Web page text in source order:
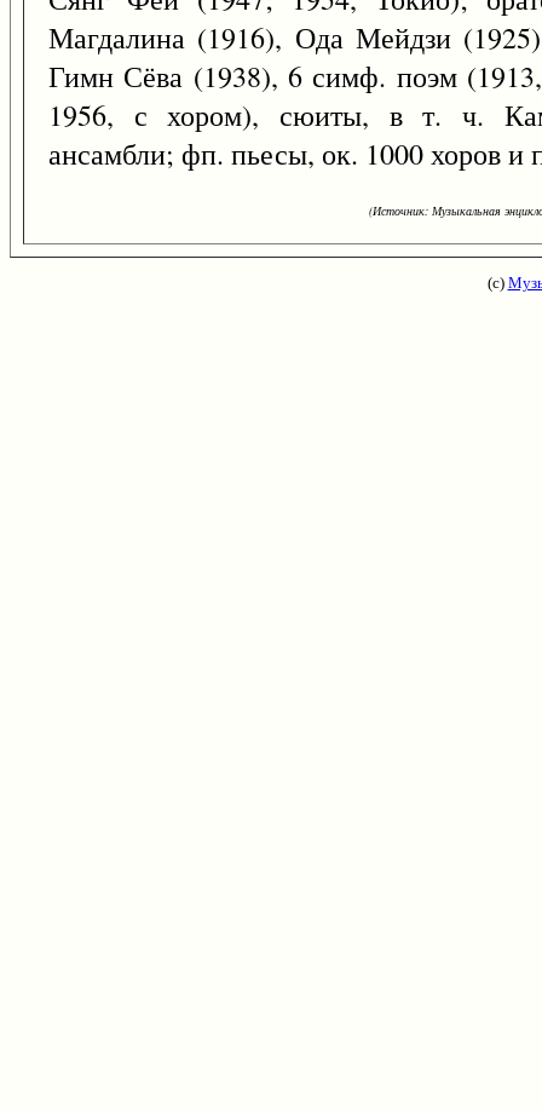
Магдалина (1916), Ода Мейдзи
Гимн Сёва (1938), 6 симф. поэм
1956, с хором), сюиты, в т. ч.
ансамбли; фп. пьесы, ок. 1000 хоров
(Источник: Музыкальная
(с)